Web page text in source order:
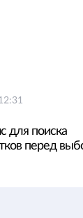
для поиска
перед